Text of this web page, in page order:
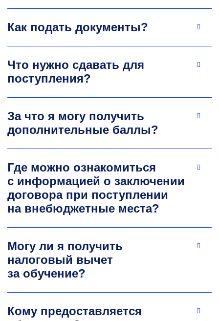
+7 495 955-01-31
Как подать документы?
Что нужно сдавать для
поступления?
За что я могу получить
дополнительные баллы?
Где можно ознакомиться
с информацией о заключении
договора при поступлении
на внебюджетные места?
Могу ли я получить
налоговый вычет
за обучение?
Кому предоставляется